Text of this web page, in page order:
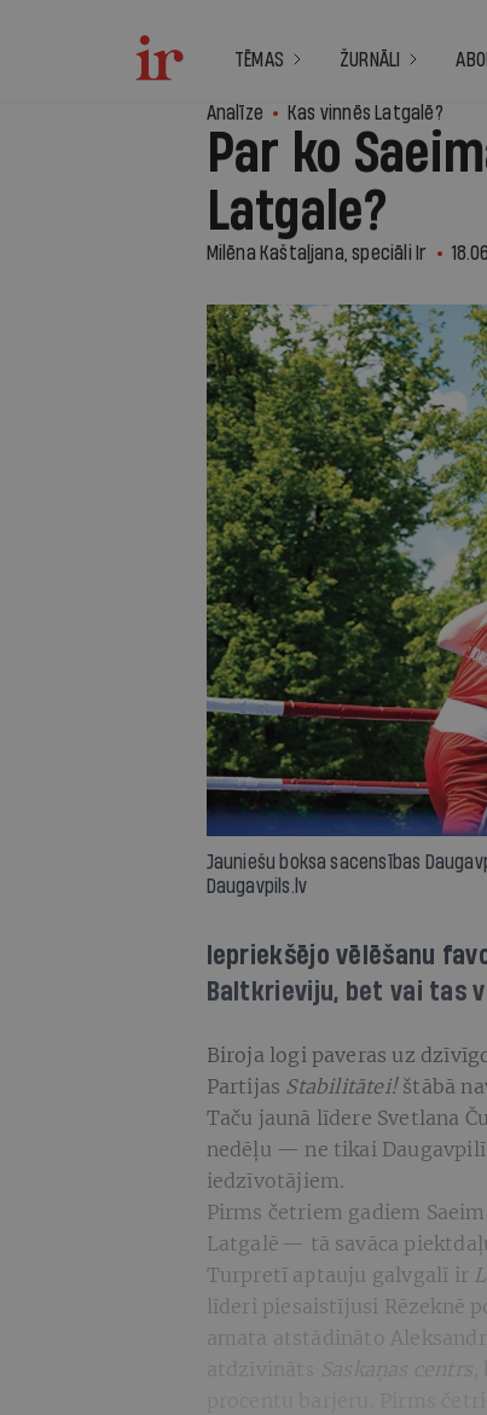
TĒMAS ŽURNĀLI
Analīze Kas vinnēs Latgalē?
Par ko
Latgale?
Milēna Kaštaļjana, speciāli Ir
Jauniešu boksa sacensības
Daugavpils.lv
Iepriekšējo vēlēšanu
Baltkrieviju, bet vai tas
Biroja logi paveras uz
Partijas Stabilitātei!štābā
Taču jaunā līdere Svetlana
nedēļu — ne tikai
iedzīvotājiem.
Pirms četriem gadiem
Latgalē — tā savāca
Turpretī aptauju galvgalī ir
līderi piesaistījusi Rēzeknē
amata atstādināto
atdzīvināts Saskaņas centrs,